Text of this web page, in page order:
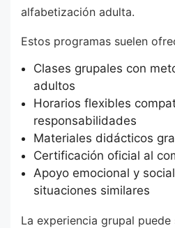
alfabetización adulta.
Estos programas suelen
Clases grupales con
adultos
Horarios flexibles
responsabilidades
Materiales didácticos
Certificación oficial al
Apoyo emocional y
situaciones similares
La experiencia grupal puede